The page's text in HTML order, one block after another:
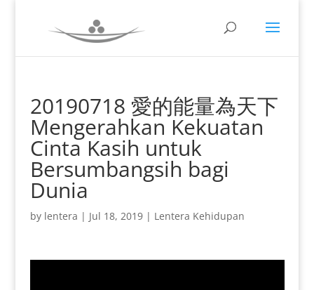
20190718 愛的能量為天下
Mengerahkan Kekuatan
Cinta Kasih untuk
Bersumbangsih bagi
Dunia
by lentera | Jul 18, 2019| Lentera Kehidupan